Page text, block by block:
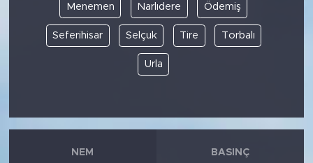
Menemen Narlıdere Ödemiş
Seferihisar Selçuk Tire Torbalı
Urla
NEM BASINÇ